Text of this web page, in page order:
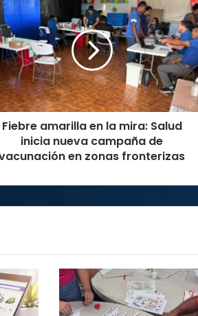
Fiebre amarilla en la mira: Salud
inicia nueva campaña de
en zonas fronterizas